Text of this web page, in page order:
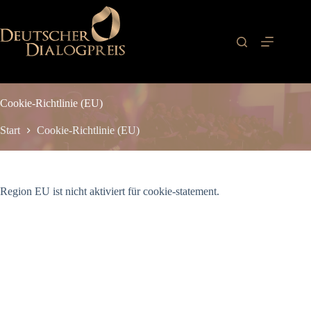
springen
Cookie-Richtlinie (EU)
Start Cookie-Richtlinie (EU)
Region EU ist nicht aktiviert für cookie-statement.